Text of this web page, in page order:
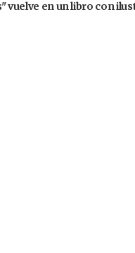
vuelve en un libro con